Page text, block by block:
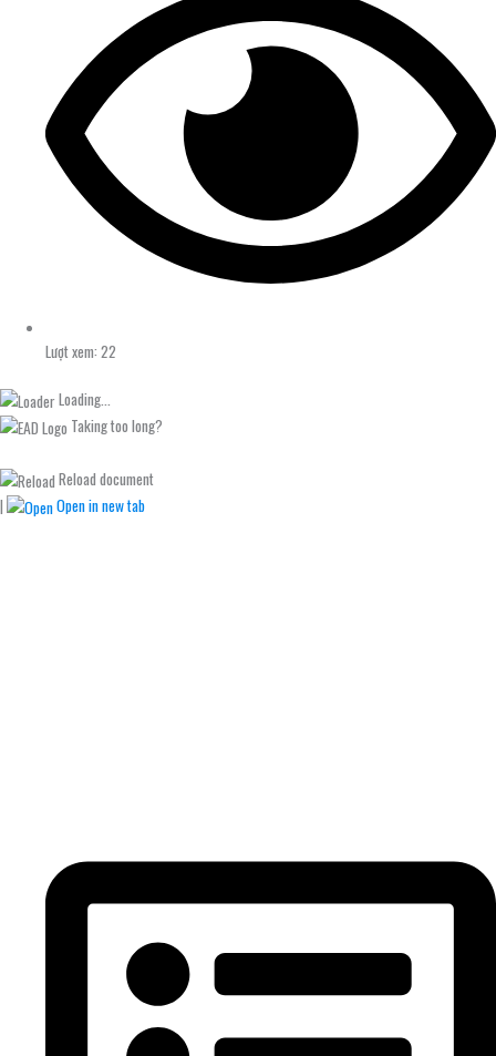
Lượt xem: 22
Loading...
Taking too long?
Reload document
|
Open in new tab